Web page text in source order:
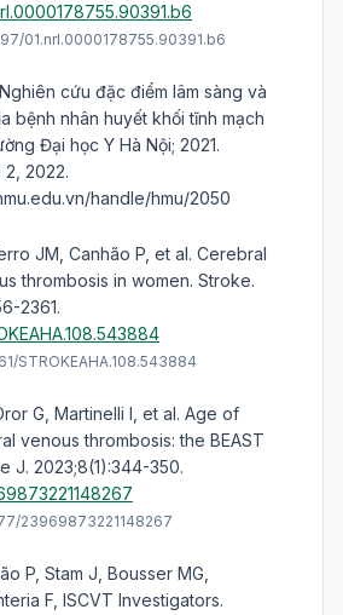
01.nrl.0000178755.90391.b6
cứu đặc điểm lâm sàng và
bệnh nhân huyết khối tĩnh mạch
Đại học Y Hà Nội; 2021.
2022.
handle/hmu/2050
JM, Canhão P, et al. Cerebral
thrombosis in women. Stroke.
2361.
STROKEAHA.108.543884
G, Martinelli I, et al. Age of
venous thrombosis: the BEAST
J. 2023;8(1):344-350.
23969873221148267
P, Stam J, Bousser MG,
F, ISCVT Investigators.